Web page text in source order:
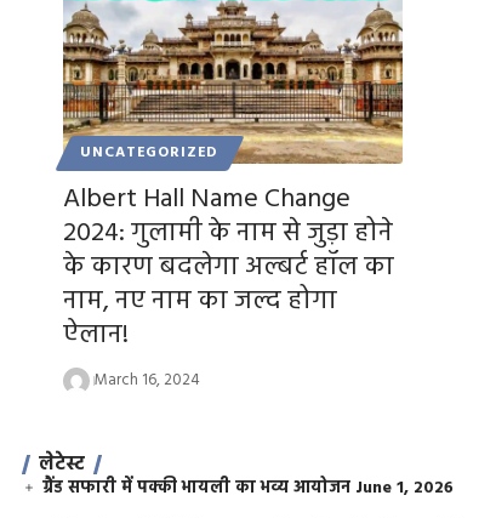
UNCATEGORIZED
Albert Hall Name Change
2024: गुलामी के नाम से जुड़ा होने
के कारण बदलेगा अल्बर्ट हॉल का
नाम, नए नाम का जल्द होगा
ऐलान!
March 16, 2024
लेटेस्ट
ग्रैंड सफारी में पक्की भायली का भव्य आयोजन June 1, 2026